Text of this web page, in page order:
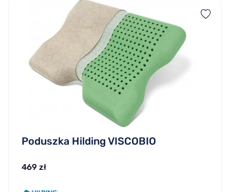
Poduszka Hilding VISCOBIO
469 zł